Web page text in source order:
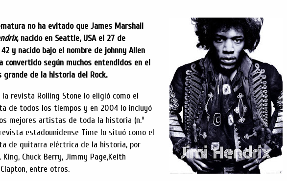
no ha evitado que James Marshall
, nacido en Seattle, USA el 27 de
y nacido bajo el nombre de johnny Allen
convertido según muchos entendidos en el
de la historia del Rock.
la revista Rolling Stone lo eligió como el
de todos los tiempos y en 2004 lo incluyó
mejores artistas de toda la historia (n.º
estadounidense Time lo situó como el
de guitarra eléctrica de la historia, por
Chuck Berry, Jimmy Page,Keith
entre otros.